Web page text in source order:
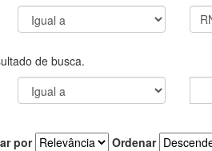
de busca.
por Ordenar